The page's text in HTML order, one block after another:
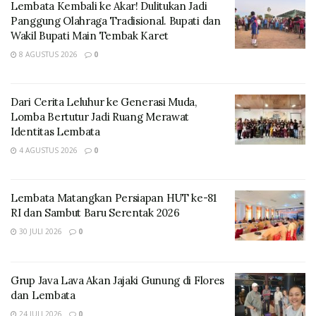
Marsianus juga berharap melalui kegiatan – kegiatan
seperti ini kita memperoleh spirit untuk terus menggali
dan mempertahankan nilai-nilai luhur budaya kita agar
Tentu ini adalah pekerjaan yang tidak mudah,
dibutuhkan tekad dan keberanian yang kuat untuk
Lembata Kembali ke Akar! Dulitukan Jadi
Panggung Olahraga Tradisional. Bupati dan
Wakil Bupati Main Tembak Karet
8 AGUSTUS 2026 0
Dari Cerita Leluhur ke Generasi Muda,
Lomba Bertutur Jadi Ruang Merawat
Identitas Lembata
4 AGUSTUS 2026 0
Lembata Matangkan Persiapan HUT ke-81
RI dan Sambut Baru Serentak 2026
30 JULI 2026 0
Grup Java Lava Akan Jajaki Gunung di Flores
dan Lembata